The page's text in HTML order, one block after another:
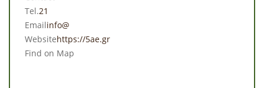
Tel.21
Emailinfo@
Websitehttps://5ae.gr
Find on Map